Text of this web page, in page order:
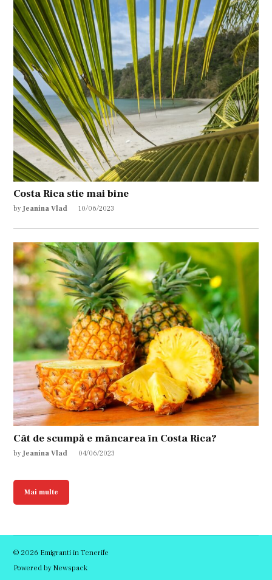
Costa Rica stie mai bine
by Jeanina Vlad 10/06/2023
Cât de scumpă e mâncarea în Costa Rica?
by Jeanina Vlad 04/06/2023
Mai multe
© 2026 Emigranti in Tenerife
Powered by Newspack